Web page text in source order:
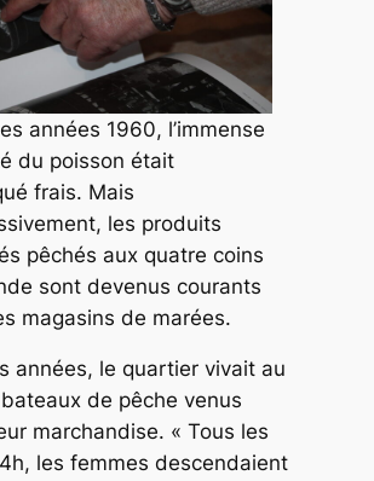
années 1960, l’immense
du poisson était
frais. Mais
les produits
pêchés aux quatre coins
sont devenus courants
magasins de marées.
années, le quartier vivait au
de pêche venus
marchandise. « Tous les
les femmes descendaient